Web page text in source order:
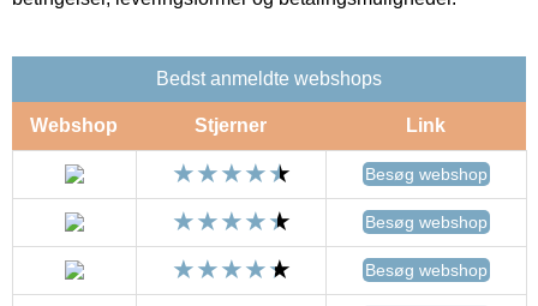
Bedst anmeldte webshops
Webshop Stjerner Link
Besøg webshop
Besøg webshop
Besøg webshop